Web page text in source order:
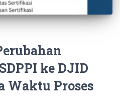
ke DJID
Waktu Proses